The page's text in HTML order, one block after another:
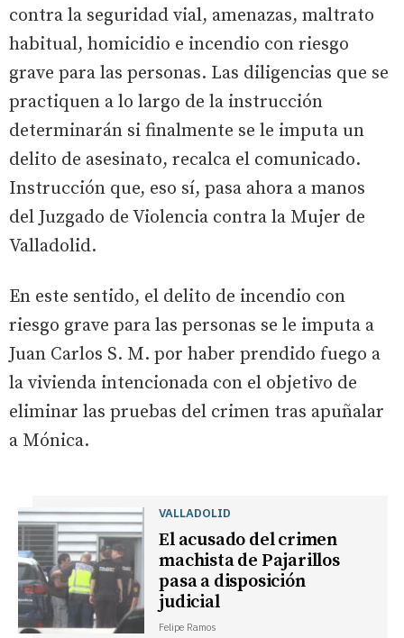
contra la seguridad vial, amenazas, maltrato
habitual, homicidio e incendio con riesgo
grave para las personas. Las diligencias que se
practiquen a lo largo de la instrucción
determinarán si finalmente se le imputa un
delito de asesinato, recalca el comunicado.
Instrucción que, eso sí, pasa ahora a manos
del Juzgado de Violencia contra la Mujer de
Valladolid.
En este sentido, el delito de incendio con
riesgo grave para las personas se le imputa a
Juan Carlos S. M. por haber prendido fuego a
la vivienda intencionada con el objetivo de
eliminar las pruebas del crimen tras apuñalar
a Mónica.
VALLADOLID
El acusado del crimen
machista de Pajarillos
pasa a disposición
judicial
Felipe Ramos